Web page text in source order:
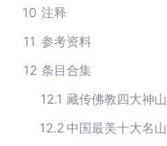
10 注释
11 参考资料
12 条目合集
12.1 藏传佛教四大神山
12.2中国最美十大名山